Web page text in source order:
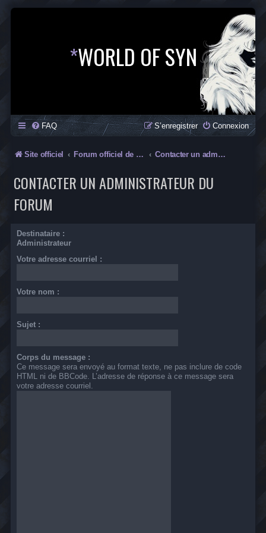
*WORLD OF SYN
FAQ Connexion
S’enregistrer
Site officiel Forum officiel de la Saga SYN Contacter un administrateur du forum
CONTACTER UN ADMINISTRATEUR DU
FORUM
Destinataire :
Administrateur
Votre adresse courriel :
Votre nom :
Sujet :
Corps du message :
Ce message sera envoyé au format texte, ne pas inclure de code
HTML ni de BBCode. L’adresse de réponse à ce message sera
votre adresse courriel.